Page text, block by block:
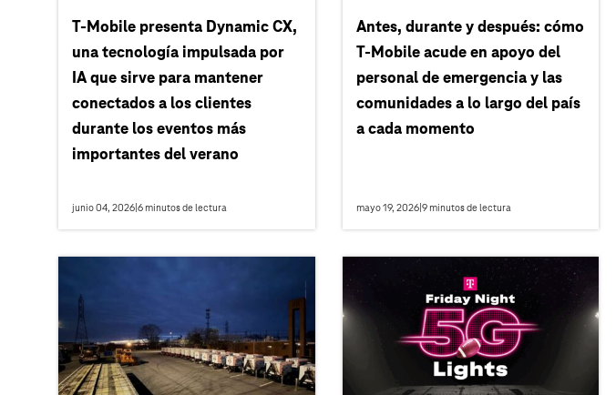
T‑Mobile presenta Dynamic CX,
una tecnología impulsada por
IA que sirve para mantener
conectados a los clientes
durante los eventos más
importantes del verano
junio 04, 2026 6 minutos de lectura
Antes, durante y después: cómo
T‑Mobile acude en apoyo del
personal de emergencia y las
comunidades a lo largo del país
a cada momento
mayo 19, 2026| 9 minutos de lectura